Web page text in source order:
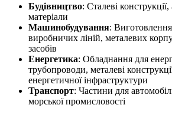
Будівництво: Сталеві
матеріали
Машинобудування:
виробничих ліній, металевих
засобів
Енергетика: Обладнання для
трубопроводи, металеві
енергетичної інфраструктури
Транспорт: Частини для
морської промисловості